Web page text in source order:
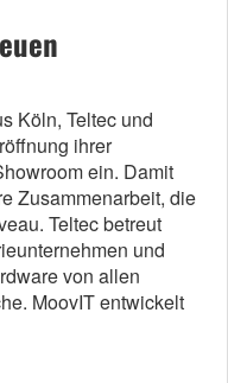
Köln, Teltec und
ihrer
ein. Damit
Zusammenarbeit, die
Teltec betreut
und
von allen
MoovIT entwickelt